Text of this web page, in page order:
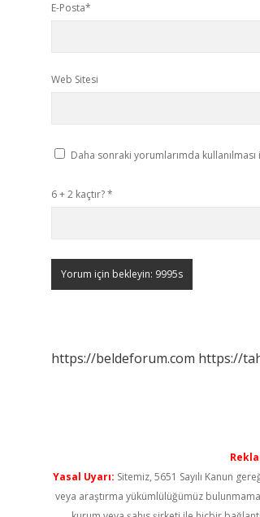
E-Posta*
Web Sitesi
Daha sonraki yorumlarımda
6 + 2 kaçtır?*
https://beldeforum.com https://
Yasal Uyarı: Sitemiz, 5651 Sayılı Kanun
veya araştırma yükümlülüğümüz